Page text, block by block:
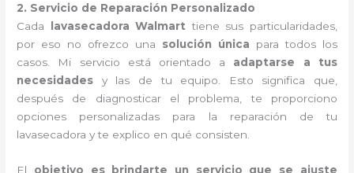
2. Servicio de Reparación Personalizado
Cada
lavasecadora Walmart tiene sus particularidades,
por eso no ofrezco una solución única para todos los
casos. Mi servicio está orientado a adaptarse a tus
necesidades y las de tu equipo. Esto significa que,
después de diagnosticar el problema, te proporciono
opciones personalizadas para la reparación de tu
lavasecadora y te explico en qué consisten.
El objetivo es brindarte un servicio que se ajuste